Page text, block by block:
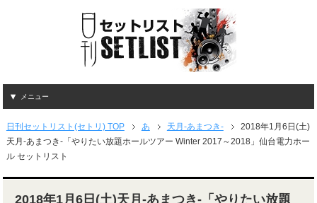
メニュー
日刊セットリスト(セトリ) TOP あ 天月-あまつき-
2018年1月6日(土)
天月-あまつき-「やりたい放題ホールツアー Winter 2017～2018」仙台電力ホー
ル セットリスト
2018年1月6日(土)天月-あまつき-「やりたい放題